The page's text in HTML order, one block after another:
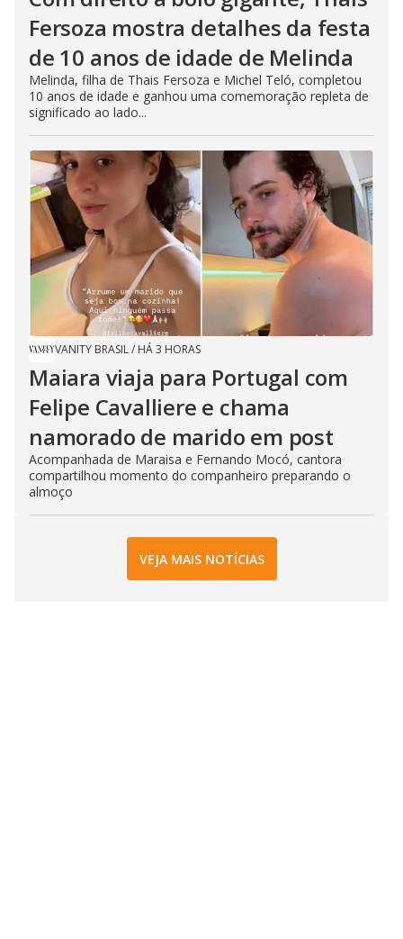
Fersoza mostra detalhes da festa
de 10 anos de idade de Melinda
Melinda, filha de Thais Fersoza e Michel Teló, completou
10 anos de idade e ganhou uma comemoração repleta de
significado ao lado...
VANITY BRASIL/ HÁ 3 HORAS
Maiara viaja para Portugal com
Felipe Cavalliere e chama
namorado de marido em post
Acompanhada de Maraisa e Fernando Mocó, cantora
compartilhou momento do companheiro preparando o
almoço
VEJA MAIS NOTÍCIAS